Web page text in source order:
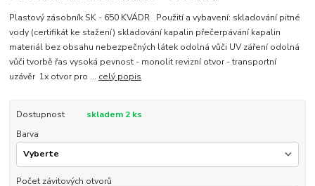
Plastový zásobník SK - 650 KVÁDR Použití a vybavení: skladování pitné
vody (certifikát ke stažení) skladování kapalin přečerpávání kapalin
materiál bez obsahu nebezpečných látek odolná vůči UV záření odolná
vůči tvorbě řas vysoká pevnost - monolit revizní otvor - transportní
uzávěr 1x otvor pro ... celý popis
Dostupnost
skladem 2 ks
Barva
Počet závitových otvorů